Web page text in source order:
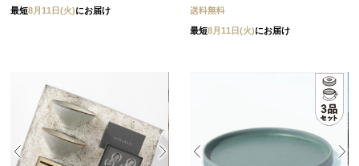
最短8月11日(火)にお届け 送料無料
最短8月11日(火)にお届け